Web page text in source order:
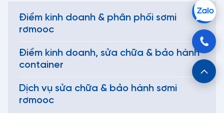
Điểm kinh doanh & phân phối sơmi
rơmooc
Điểm kinh doanh, sửa chữa & bảo hành
container
Dịch vụ sửa chữa & bảo hành sơmi
rơmooc